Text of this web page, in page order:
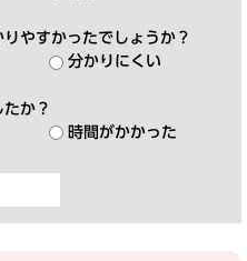
やすかったでしょうか？
分かりにくい
か？
時間がかかった